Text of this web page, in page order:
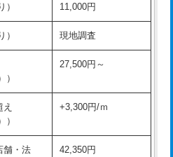
） 11,000円
） 現地調査
）
27,500円～
）
+3,300円/ｍ
舗・法
42,350円